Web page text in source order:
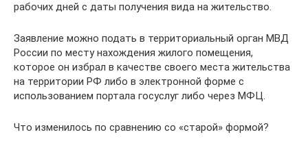
рабочих дней с даты получения вида на жительство.
Заявление можно подать в территориальный орган МВД
России по месту нахождения жилого помещения,
которое он избрал в качестве своего места жительства
на территории РФ либо в электронной форме с
использованием портала госуслуг либо через МФЦ.
Что изменилось по сравнению со «старой» формой?